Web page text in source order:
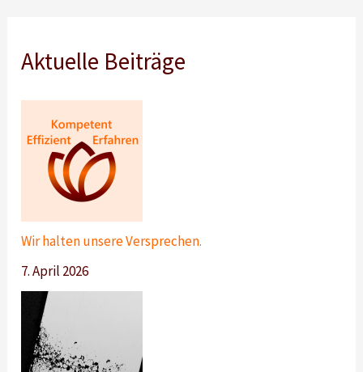
Aktuelle Beiträge
Wir halten unsere Versprechen.
7. April 2026